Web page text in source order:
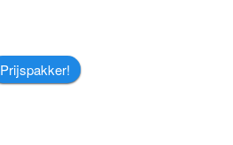
Prijspakker!